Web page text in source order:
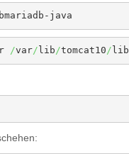
java
/var/ lib/tomcat10/ lib